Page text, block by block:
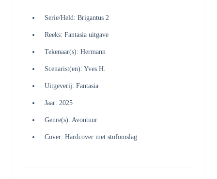
Serie/Held: Brigantus 2
Reeks: Fantasia uitgave
Tekenaar(s): Hermann
Scenarist(en): Yves H.
Uitgeverij: Fantasia
Jaar: 2025
Genre(s): Avontuur
Cover: Hardcover met stofomslag